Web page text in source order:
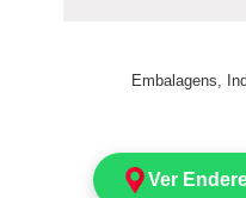
Embalagens,
Ver